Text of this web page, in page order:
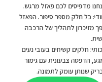
מדפיסים לכם פאזל מרגש.
:כלחלק מספר סיפור.הפאזל
מזיכרון לתהליךשלהרכבה
.
:חלקים קשיחים בעובינעים
, הדפסהצבעונית עם גימור
שנותן עומקלתמונה.